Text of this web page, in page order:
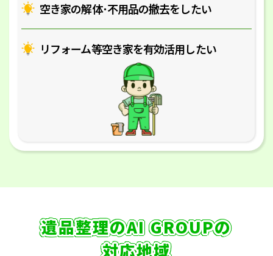
空き家の解体･不用品の撤去をしたい
リフォーム等空き家を有効活用したい
遺品整理のAI GROUPの
対応地域